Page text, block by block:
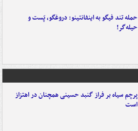
حمله تند فیگو به اینفانتینو: دروغگو، پَست‌ و
حیله‌گر!
پرچم سیاه بر فراز گنبد حسینی همچنان در اهتزاز
است